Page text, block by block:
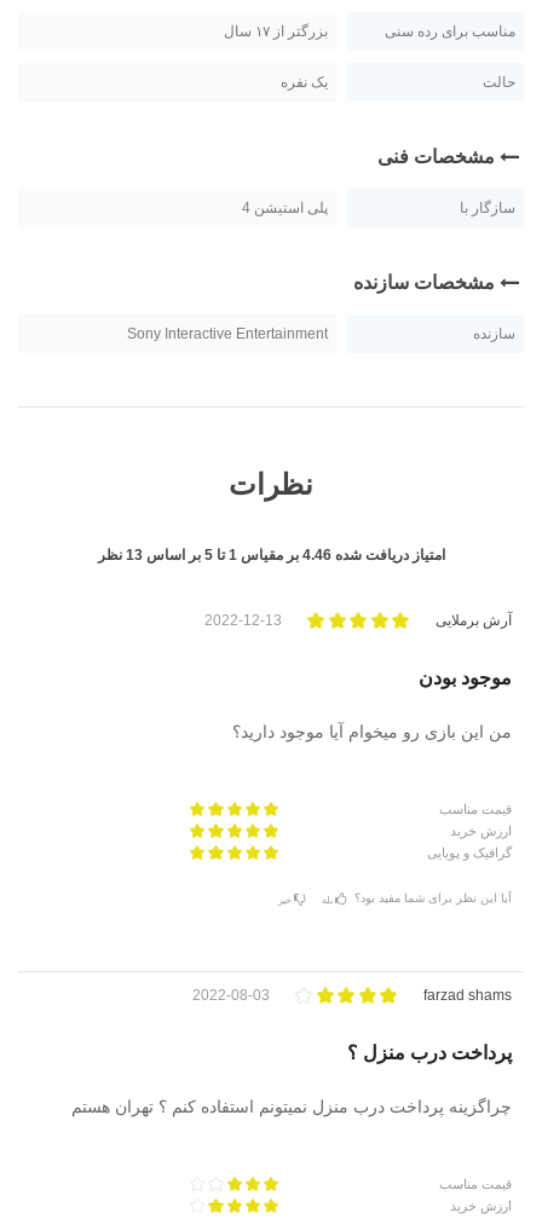
مناسب برای رده سنی بزرگتر از ۱۷ سال
حالت یک نفره
مشخصات فنی
سازگار با پلی استیشن 4
مشخصات سازنده
سازنده Sony Interactive Entertainment
نظرات
امتیاز دریافت شده4.46 بر مقیاس1تا5 بر اساس13 نظر
آرش برملایی 2022-12-13
موجود بودن
من این بازی رو میخوام آیا موجود دارید؟
قیمت مناسب
ارزش خرید
گرافیک و پویایی
آیا این نظر برای شما مفید بود؟ بله خیر
farzad shams
2022-08-03
پرداخت درب منزل ؟
چراگزینه پرداخت درب منزل نمیتونم استفاده کنم ؟ تهران هستم
قیمت مناسب
ارزش خرید